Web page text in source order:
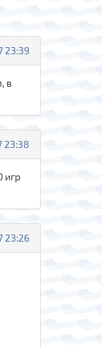
23:39
в
23:38
игр
23:26